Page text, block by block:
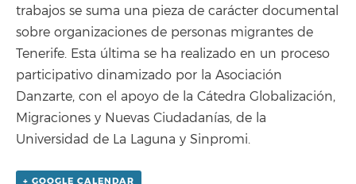
trabajos se suma una pieza de carácter documental
sobre organizaciones de personas migrantes de
Tenerife. Esta última se ha realizado en un proceso
participativo dinamizado por la Asociación
Danzarte, con el apoyo de la Cátedra Globalización,
Migraciones y Nuevas Ciudadanías, de la
Universidad de La Laguna y Sinpromi.
+ GOOGLE CALENDAR